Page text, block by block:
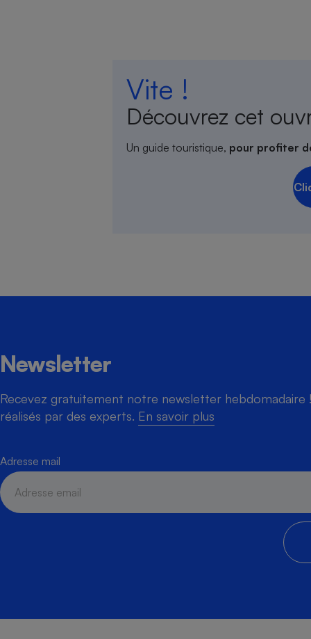
Vite !
Découvrez cet
Un guide touristique, pour profiter
Newsletter
Recevez gratuitement notre newsletter hebdomadaire
réalisés par des experts. En savoir plus
Adresse mail